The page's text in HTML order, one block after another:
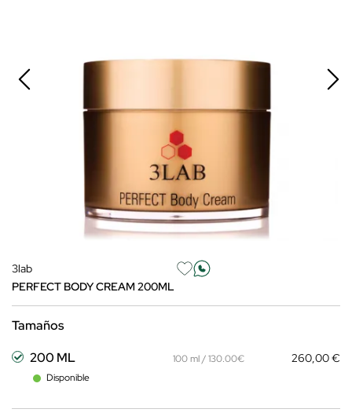
3lab
PERFECT BODY CREAM 200ML
Tamaños
200 ML
Disponible
100 ml / 130.00€ 260,00 €